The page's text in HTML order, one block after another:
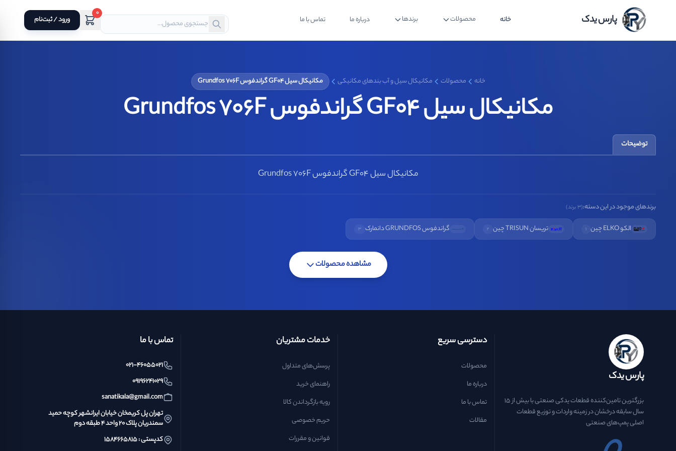
پارس یدک خانه محصولات برندها درباره ما تماس با ما
0
ورود / ثبت‌نام
خانه محصولات مکانیکال سیل و آب بندهای مکانیکی مکانیکال سیل GF04 گراندفوس Grundfos 706F
مکانیکال سیل GF04 گراندفوس Grundfos 706F
توضیحات
مکانیکال سیل GF04 گراندفوس Grundfos 706F
برندهای موجود در این دسته:(3 برند)
الکو ELKO چین 1 تریسان TRISUN چین 2 گراندفوس GRUNDFOS دانمارک 3
مشاهده محصولات
پارس یدک
بزرگترین تامین‌کننده قطعات یدکی صنعتی با بیش از ۱۵
سال سابقه درخشان در زمینه واردات و توزیع قطعات
اصلی پمپ‌های صنعتی
دسترسی سریع
محصولات
درباره ما
تماس با ما
مقالات
خدمات مشتریان
پرسش‌های متداول
راهنمای خرید
رویه بازگرداندن کالا
حریم خصوصی
قوانین و مقررات
تماس با ما
021-46055021
09196241029
sanatikala@gmail.com
تهران پل کریمخان خیابان ایرانشهر کوچه حمید
سمندریان پلاک ۲۰ واحد ۴ طبقه دوم
کدپستی : ۱۵۸۴۶۶۵۸۱۵